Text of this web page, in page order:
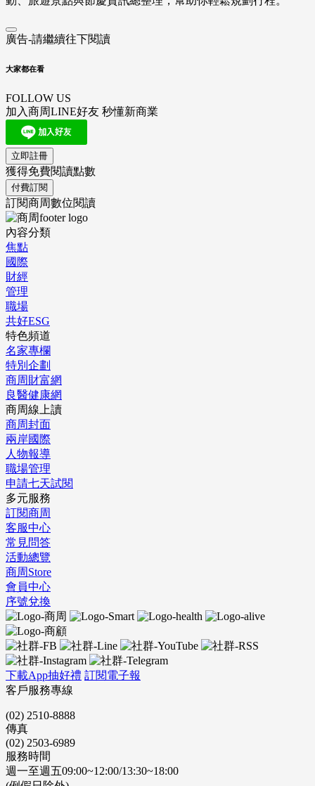
廣告-請繼續往下閱讀
大家都在看
FOLLOW US
加入商周LINE好友 秒懂新商業
立即註冊
獲得免費閱讀點數
付費訂閱
訂閱商周數位閱讀
內容分類
焦點
國際
財經
管理
職場
共好ESG
特色頻道
名家專欄
特別企劃
商周財富網
良醫健康網
商周線上讀
商周封面
兩岸國際
人物報導
職場管理
申請七天試閱
多元服務
訂閱商周
客服中心
常見問答
活動總覽
商周Store
會員中心
序號兌換
下載App抽好禮 訂閱電子報
客戶服務專線
(02) 2510-8888
傳真
(02) 2503-6989
服務時間
週一至週五09:00~12:00/13:30~18:00